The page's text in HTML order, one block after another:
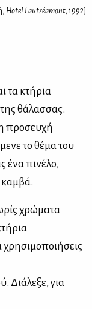
Hotel Lautréamont, 1992]
τα κτήρια
θάλασσας.
προσευχή
το θέμα του
ένα πινέλο,
καμβά.
χρώματα
Διάλεξε, για